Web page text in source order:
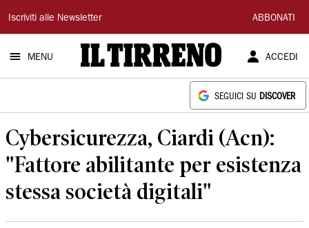
Il
Tirreno
Iscriviti alle Newsletter ABBONATI
MENU ACCEDI
SEGUICI SU DISCOVER
Cybersicurezza, Ciardi (Acn):
"Fattore abilitante per esistenza
stessa società digitali"